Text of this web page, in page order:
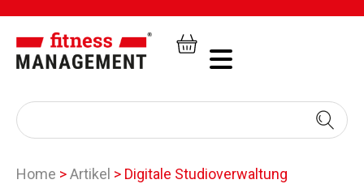
Home >Artikel > Digitale Studioverwaltung